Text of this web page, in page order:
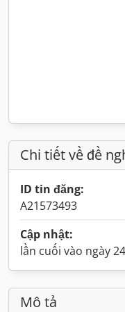
Chi tiết về đề
ID tin đăng:
A21573493
Cập nhật:
lần cuối vào ngày
Mô tả